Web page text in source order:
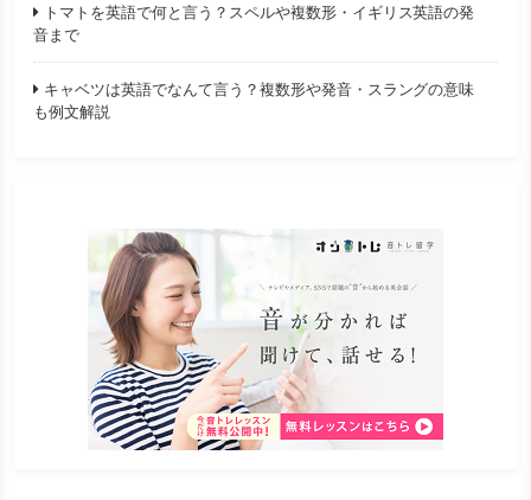
トマトを英語で何と言う？スペルや複数形・イギリス英語の発
音まで
キャベツは英語でなんて言う？複数形や発音・スラングの意味
も例文解説